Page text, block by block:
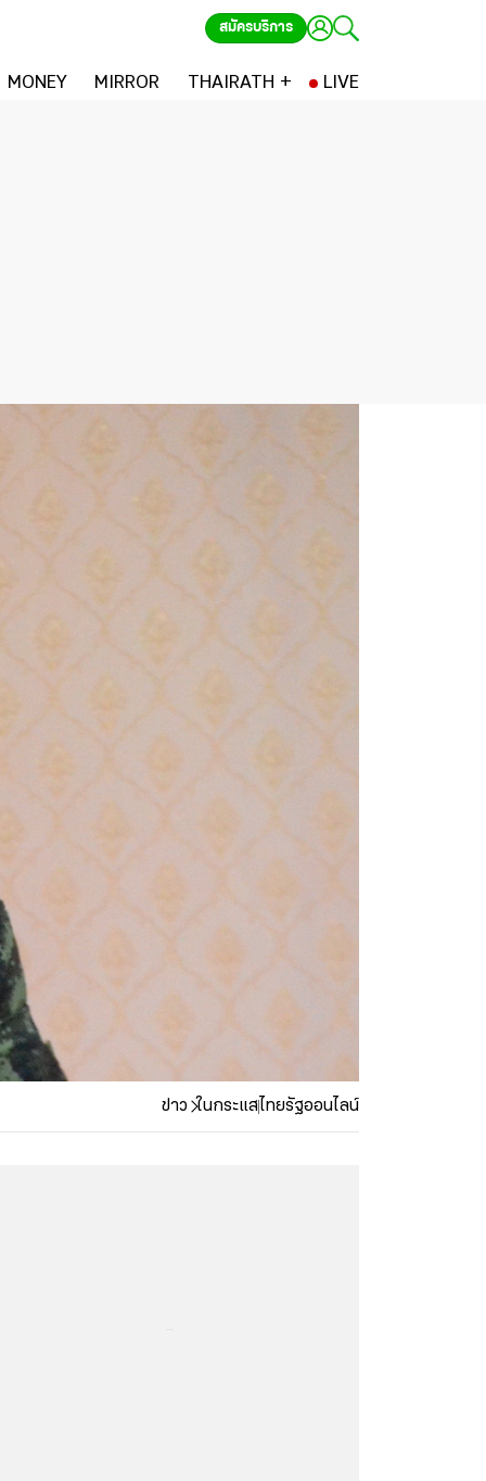
สมัครบริการ
MONEY MIRROR THAIRATH + LIVE
ข่าว ในกระแสไทยรัฐออนไลน์